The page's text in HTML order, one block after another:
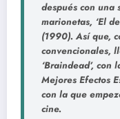
después con una
marionetas, ‘El
(1990). Así que,
convencionales,
‘Braindead’,
Mejores Efectos
con la que
cine.